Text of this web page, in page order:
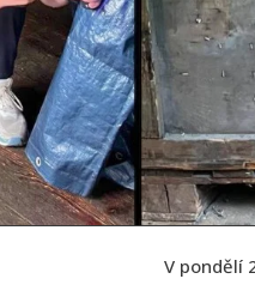
V pondělí